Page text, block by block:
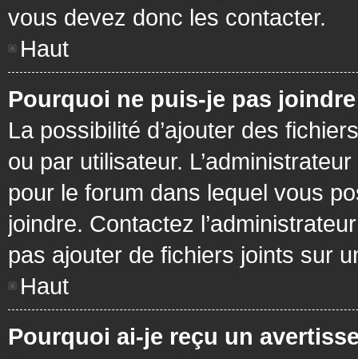
vous devez donc les contacter.
Haut
Pourquoi ne puis-je pas
La possibilité d’ajouter des
ou par utilisateur.
pour le forum dans lequel vous
joindre. Contactez
pas ajouter de fichiers joints sur
Haut
Pourquoi ai-je reçu un